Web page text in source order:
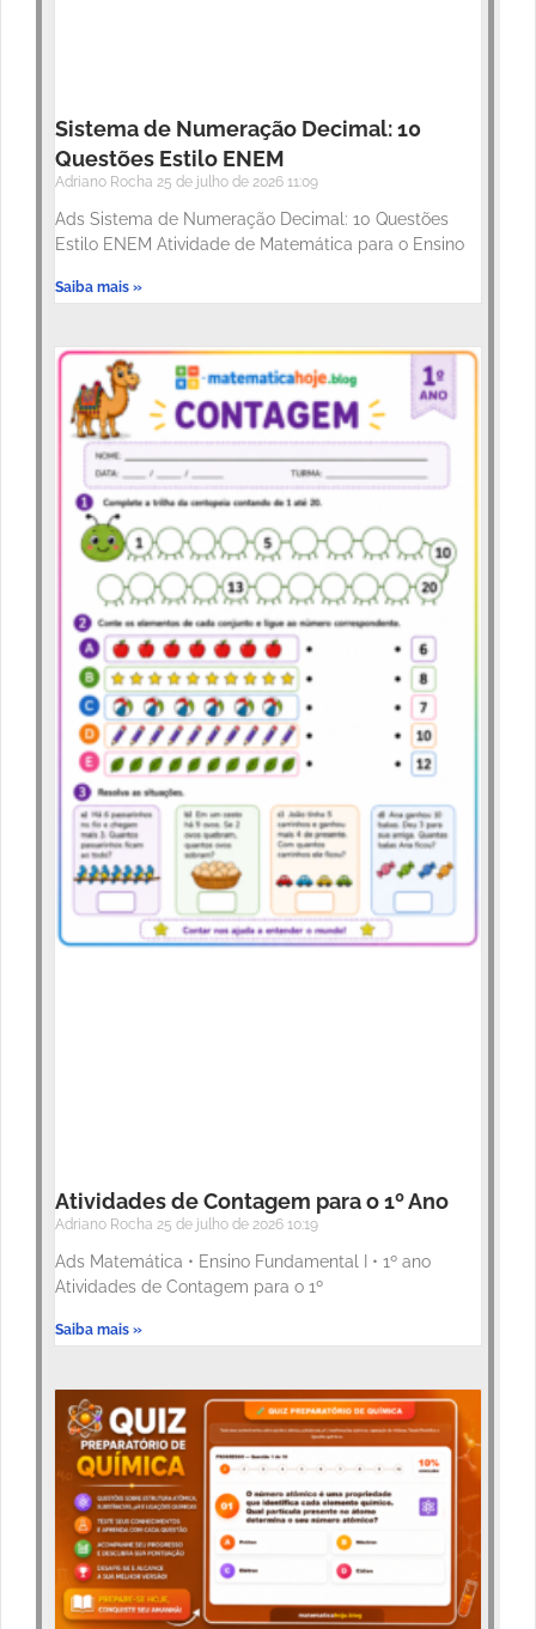
Sistema de Numeração Decimal: 10
Questões Estilo ENEM
Adriano Rocha 25 de julho de 2026 11:09
Ads Sistema de Numeração Decimal: 10 Questões
Estilo ENEM Atividade de Matemática para o Ensino
Saiba mais »
Atividades de Contagem para o 1º Ano
Adriano Rocha 25 de julho de 2026 10:19
Ads Matemática • Ensino Fundamental I • 1º ano
Atividades de Contagem para o 1º
Saiba mais »